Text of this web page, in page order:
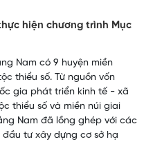
hiện chương trình Mục
Nam có 9 huyện miền
thiểu số. Từ nguồn vốn
gia phát triển kinh tế - xã
thiểu số và miền núi giai
Nam đã lồng ghép với các
tư xây dựng cơ sở hạ